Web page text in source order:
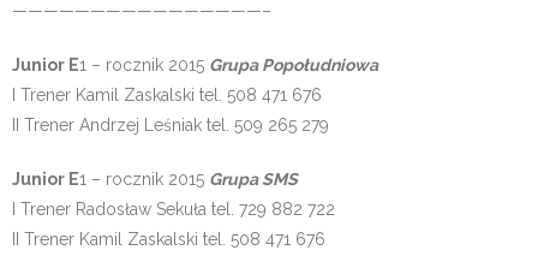
————————————————–
Junior E1 – rocznik 2015 Grupa Popołudniowa
I Trener Kamil Zaskalski tel. 508 471 676
II Trener Andrzej Leśniak tel. 509 265 279
Junior E1 – rocznik 2015 Grupa SMS
I Trener Radosław Sekuła tel. 729 882 722
II Trener Kamil Zaskalski tel. 508 471 676